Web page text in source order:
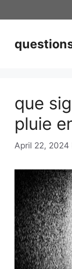
to
que
pluie
April 22, 2024